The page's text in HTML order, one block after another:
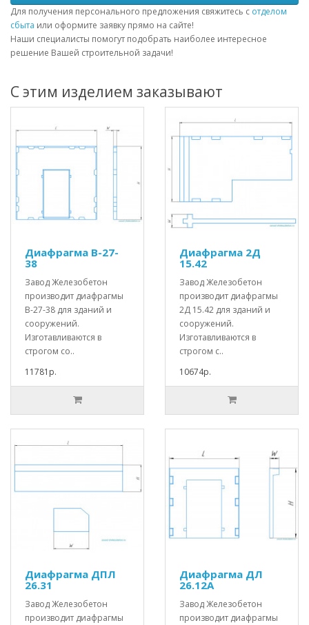
Для получения персонального предложения свяжитесь с отделом
сбыта или оформите заявку прямо на сайте!
Наши специалисты помогут подобрать наиболее интересное
решение Вашей строительной задачи!
С этим изделием заказывают
Диафрагма В-27-
38
Завод Железобетон
производит диафрагмы
В-27-38 для зданий и
сооружений.
Изготавливаются в
строгом со..
11781р.
Диафрагма 2Д
15.42
Завод Железобетон
производит диафрагмы
2Д 15.42 для зданий и
сооружений.
Изготавливаются в
строгом с..
10674р.
Диафрагма ДПЛ
26.31
Завод Железобетон
производит диафрагмы
Диафрагма ДЛ
26.12А
Завод Железобетон
производит диафрагмы